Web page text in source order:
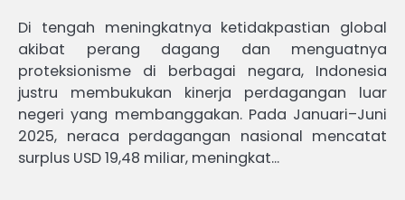
Di tengah meningkatnya ketidakpastian global
akibat perang dagang dan menguatnya
proteksionisme di berbagai negara, Indonesia
justru membukukan kinerja perdagangan luar
negeri yang membanggakan. Pada Januari–Juni
2025, neraca perdagangan nasional mencatat
surplus USD 19,48 miliar, meningkat…